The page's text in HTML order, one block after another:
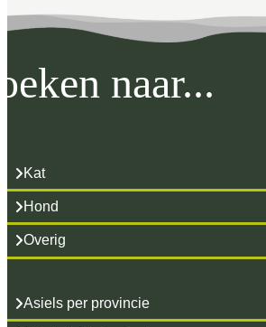
naar...
Kat
Hond
Overig
Asiels per provincie